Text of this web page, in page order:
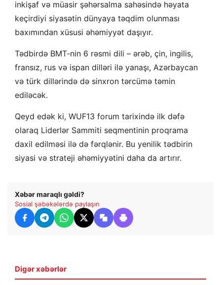
inkişaf və müasir şəhərsalma sahəsində həyata
keçirdiyi siyasətin dünyaya təqdim olunması
baxımından xüsusi əhəmiyyət daşıyır.
Tədbirdə BMT-nin 6 rəsmi dili – ərəb, çin, ingilis,
fransız, rus və ispan dilləri ilə yanaşı, Azərbaycan
və türk dillərində də sinxron tərcümə təmin
ediləcək.
Qeyd edək ki, WUF13 forum tarixində ilk dəfə
olaraq Liderlər Sammiti seqmentinin proqrama
daxil edilməsi ilə də fərqlənir. Bu yenilik tədbirin
siyasi və strateji əhəmiyyətini daha da artırır.
Xəbər maraqlı gəldi?
Sosial şəbəkələrdə paylaşın
Digər xəbərlər